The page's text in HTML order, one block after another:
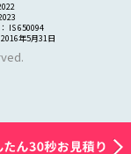
IS 650094
年5月31日